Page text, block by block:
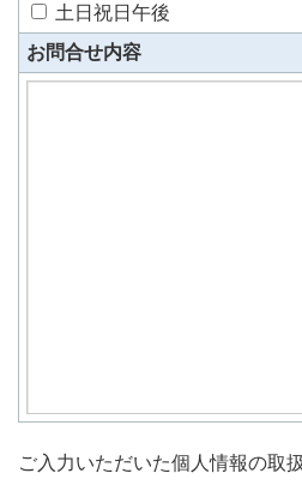
土日祝日午後
お問合せ内容
ご入力いただいた個人情報の取